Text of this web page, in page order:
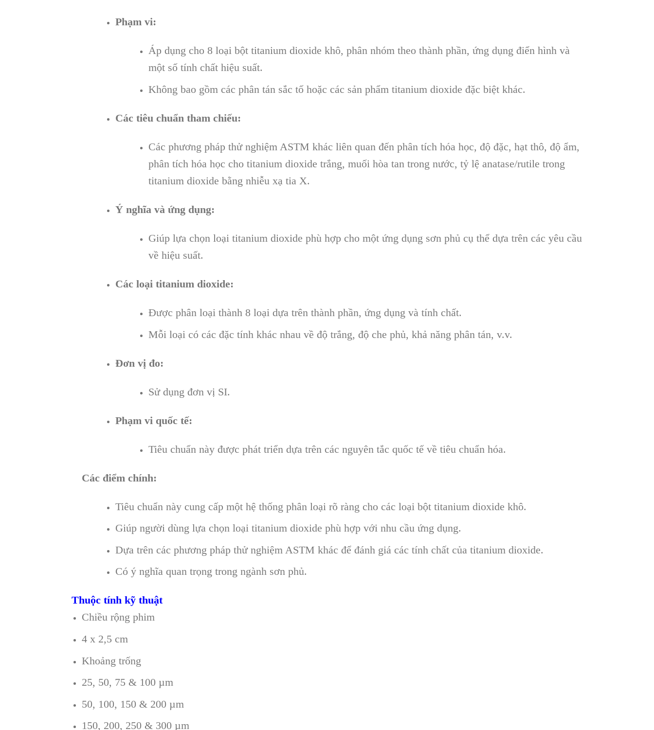
Phạm vi:
Áp dụng cho 8 loại bột titanium dioxide khô, phân nhóm theo thành phần, ứng dụng điển hình và
một số tính chất hiệu suất.
Không bao gồm các phân tán sắc tố hoặc các sản phẩm titanium dioxide đặc biệt khác.
Các tiêu chuẩn tham chiếu:
Các phương pháp thử nghiệm ASTM khác liên quan đến phân tích hóa học, độ đặc, hạt thô, độ ẩm,
phân tích hóa học cho titanium dioxide trắng, muối hòa tan trong nước, tỷ lệ anatase/rutile trong
titanium dioxide bằng nhiễu xạ tia X.
Ý nghĩa và ứng dụng:
Giúp lựa chọn loại titanium dioxide phù hợp cho một ứng dụng sơn phủ cụ thể dựa trên các yêu cầu
về hiệu suất.
Các loại titanium dioxide:
Được phân loại thành 8 loại dựa trên thành phần, ứng dụng và tính chất.
Mỗi loại có các đặc tính khác nhau về độ trắng, độ che phủ, khả năng phân tán, v.v.
Đơn vị đo:
Sử dụng đơn vị SI.
Phạm vi quốc tế:
Tiêu chuẩn này được phát triển dựa trên các nguyên tắc quốc tế về tiêu chuẩn hóa.
Các điểm chính:
Tiêu chuẩn này cung cấp một hệ thống phân loại rõ ràng cho các loại bột titanium dioxide khô.
Giúp người dùng lựa chọn loại titanium dioxide phù hợp với nhu cầu ứng dụng.
Dựa trên các phương pháp thử nghiệm ASTM khác để đánh giá các tính chất của titanium dioxide.
Có ý nghĩa quan trọng trong ngành sơn phủ.
Thuộc tính kỹ thuật
Chiều rộng phim
4 x 2,5 cm
Khoảng trống
25, 50, 75 & 100 µm
50, 100, 150 & 200 µm
150, 200, 250 & 300 µm